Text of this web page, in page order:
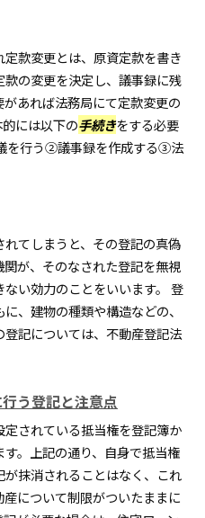
定款変更とは、原資定款を書き
の変更を決定し、議事録に残
あれば法務局にて定款変更の
には以下の手続きをする必要
を行う②議事録を作成する③法
てしまうと、その登記の真偽
が、そのなされた登記を無視
い効力のことをいいます。 登
、建物の種類や構造などの、
記については、不動産登記法
う登記と注意点
されている抵当権を登記簿か
。上記の通り、自身で抵当権
抹消されることはなく、これ
について制限がついたままに